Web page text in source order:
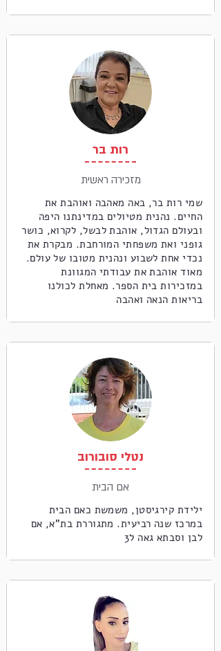
רות בר
מזכירה ראשית
שמי רות בר, באה מאהבה ואוהבת את
החיים. נהנית מטיולים במדינתנו היפה
ובעולם הגדול, אוהבת לבשל, לקרוא, כושר
גופני ואת משפחתי המורחבת. מבקרת את
נכדי אחת לשבוע ונהנית מטובו של עולם.
מאוד אוהבת את עבודתי המגוונת
במזכירות בית הספר. מאחלת לכולנו
בריאות הנאה ואהבה
נטלי סובורוב
אם הבית
ילידת קירגיסטן, משמשת כאם הבית
במרכז שנה רביעית. מתגוררת בת"א, אם
לבן וסבתא גאה ל3